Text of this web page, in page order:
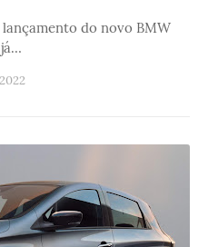
do novo BMW